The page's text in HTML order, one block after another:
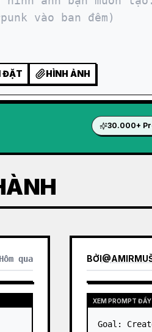
ĐẶT HÌNH ẢNH
30.000+
Hôm qua BỞI@
XEM PROMPT
Goal: